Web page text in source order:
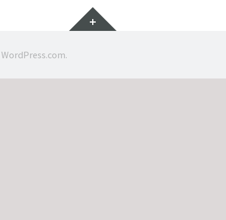
Gadgets
WordPress.com.